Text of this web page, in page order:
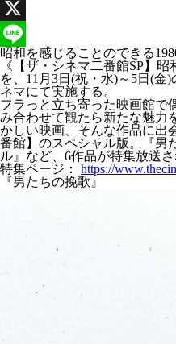
Facebook
X
Line
昭和を感じることのできる
《【ザ・シネマ二番館SP】
を、11月3日(祝・水)～5日(金
ネマにて実施する。
フラっと立ち寄った映画館で
み合わせて観たら新たな魅力
かしい映画、そんな作品に出
番館】のスペシャル版。『男
ル』など、6作品が特集放送さ
特集ページ： https://
『男たちの挽歌』